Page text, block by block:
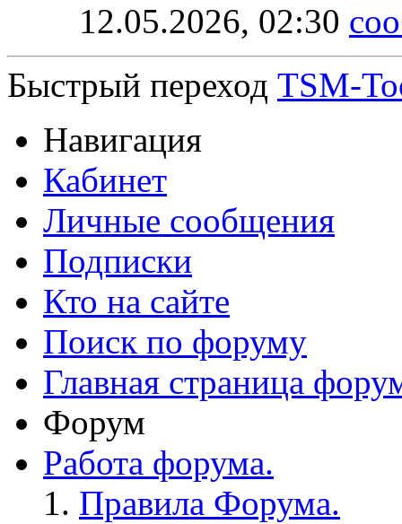
12.05.2026, 02:30
Быстрый переход TSM-
Навигация
Кабинет
Личные сообщения
Подписки
Кто на сайте
Поиск по форуму
Главная страница
Форум
Работа форума.
Правила Форума.